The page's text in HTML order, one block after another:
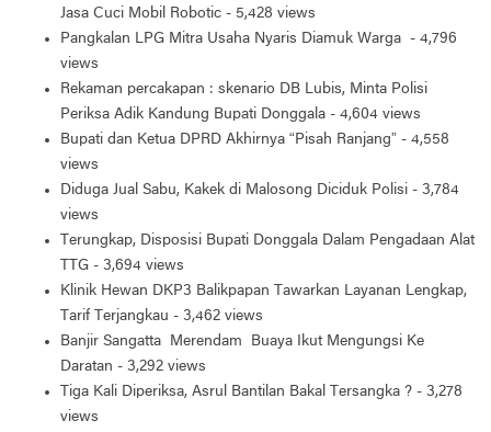
Jasa Cuci Mobil Robotic - 5,428 views
Pangkalan LPG Mitra Usaha Nyaris Diamuk Warga - 4,796
views
Rekaman percakapan : skenario DB Lubis, Minta Polisi
Periksa Adik Kandung Bupati Donggala - 4,604 views
Bupati dan Ketua DPRD Akhirnya “Pisah Ranjang” - 4,558
views
Diduga Jual Sabu, Kakek di Malosong Diciduk Polisi - 3,784
views
Terungkap, Disposisi Bupati Donggala Dalam Pengadaan Alat
TTG - 3,694 views
Klinik Hewan DKP3 Balikpapan Tawarkan Layanan Lengkap,
Tarif Terjangkau - 3,462 views
Banjir Sangatta Merendam Buaya Ikut Mengungsi Ke
Daratan - 3,292 views
Tiga Kali Diperiksa, Asrul Bantilan Bakal Tersangka ? - 3,278
views